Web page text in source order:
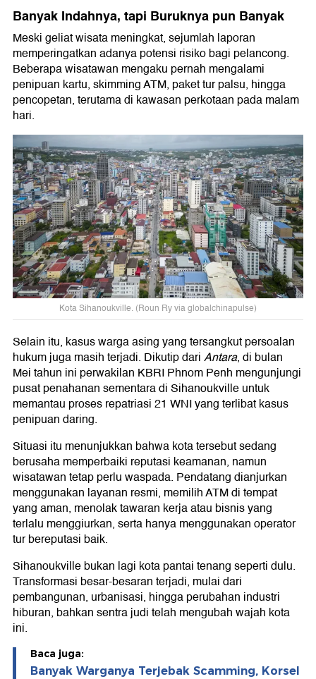
Banyak Indahnya, tapi Buruknya pun Banyak
Meski geliat wisata meningkat, sejumlah laporan
memperingatkan adanya potensi risiko bagi pelancong.
Beberapa wisatawan mengaku pernah mengalami
penipuan kartu, skimming ATM, paket tur palsu, hingga
pencopetan, terutama di kawasan perkotaan pada malam
hari.
Kota Sihanoukville. (Roun Ry via globalchinapulse)
Selain itu, kasus warga asing yang tersangkut persoalan
hukum juga masih terjadi. Dikutip dariAntara, di bulan
Mei tahun ini perwakilan KBRI Phnom Penh mengunjungi
pusat penahanan sementara di Sihanoukville untuk
memantau proses repatriasi 21 WNI yang terlibat kasus
penipuan daring.
Situasi itu menunjukkan bahwa kota tersebut sedang
berusaha memperbaiki reputasi keamanan, namun
wisatawan tetap perlu waspada. Pendatang dianjurkan
menggunakan layanan resmi, memilih ATM di tempat
yang aman, menolak tawaran kerja atau bisnis yang
terlalu menggiurkan, serta hanya menggunakan operator
tur bereputasi baik.
Sihanoukville bukan lagi kota pantai tenang seperti dulu.
Transformasi besar-besaran terjadi, mulai dari
pembangunan, urbanisasi, hingga perubahan industri
hiburan, bahkan sentra judi telah mengubah wajah kota
ini.
Baca juga:
Banyak Warganya Terjebak Scamming, Korsel